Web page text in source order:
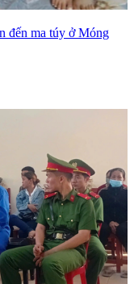
đến ma túy ở Móng